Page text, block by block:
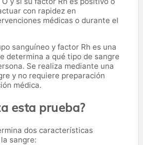
con rapidez en
médicas o durante el
sanguíneo y factor Rh es una
determina a qué tipo de sangre
Se realiza mediante una
y no requiere preparación
médica.
esta prueba?
dos características
sangre: